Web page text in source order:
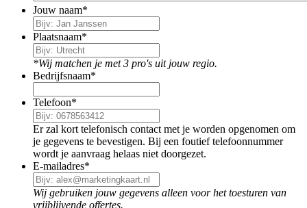
Jouw naam*
Plaatsnaam*
*Wij matchen je met 3 pro's uit jouw regio.
Bedrijfsnaam*
Telefoon*
Er zal kort telefonisch contact met je worden opgenomen om
je gegevens te bevestigen. Bij een foutief telefoonnummer
wordt je aanvraag helaas niet doorgezet.
E-mailadres*
Wij gebruiken jouw gegevens alleen voor het toesturen van
vrijblijvende offertes.